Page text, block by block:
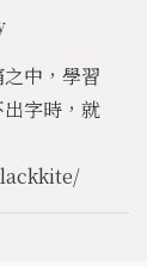
中，學習
字時，就